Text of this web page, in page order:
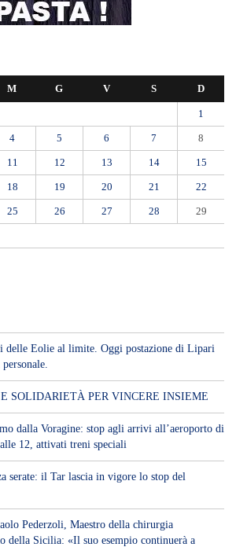
M G V S D
1
4 5 6 7 8
11 12 13 14 15
18 19 20 21 22
25 26 27 28 29
delle Eolie al limite. Oggi postazione di Lipari
SOLIDARIETÀ PER VINCERE INSIEME
dalla Voragine: stop agli arrivi all’aeroporto di
12, attivati treni speciali
serate: il Tar lascia in vigore lo stop del
Pederzoli, Maestro della chirurgia
della Sicilia: «Il suo esempio continuerà a